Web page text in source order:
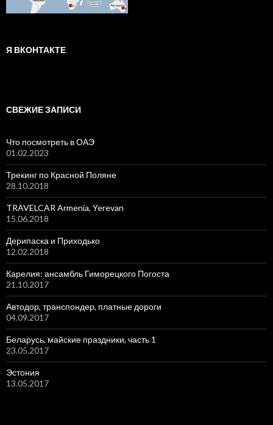
Я ВКОНТАКТЕ
СВЕЖИЕ ЗАПИСИ
Что посмотреть в ОАЭ
01.02.2023
Трекинг по Красной Поляне
28.10.2018
TRAVELCAR Armenia, Yerevan
15.06.2018
Дерипаска и Приходько
12.02.2018
Карелия: ансамбль Гиморецкого Погоста
21.10.2017
Автодор, транспондер, платные дороги
04.09.2017
Беларусь, майские праздники, часть 1
23.05.2017
Эстония
13.05.2017